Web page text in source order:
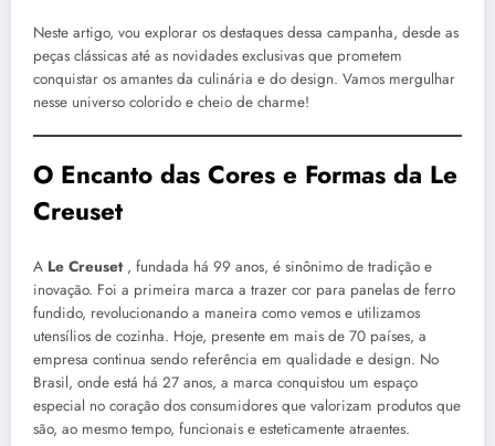
Neste artigo, vou explorar os destaques dessa campanha, desde as
peças clássicas até as novidades exclusivas que prometem
conquistar os amantes da culinária e do design. Vamos mergulhar
nesse universo colorido e cheio de charme!
O Encanto das Cores e Formas da Le
Creuset
A Le Creuset , fundada há 99 anos, é sinônimo de tradição e
inovação. Foi a primeira marca a trazer cor para panelas de ferro
fundido, revolucionando a maneira como vemos e utilizamos
utensílios de cozinha. Hoje, presente em mais de 70 países, a
empresa continua sendo referência em qualidade e design. No
Brasil, onde está há 27 anos, a marca conquistou um espaço
especial no coração dos consumidores que valorizam produtos que
são, ao mesmo tempo, funcionais e esteticamente atraentes.